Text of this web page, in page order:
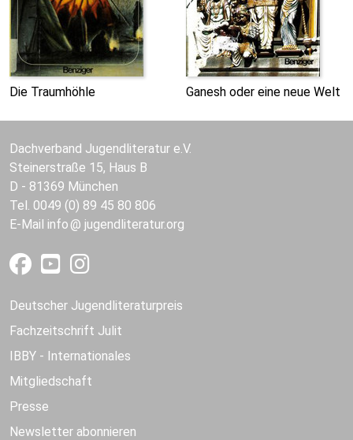
Die Traumhöhle Ganesh oder eine neue Welt
Dachverband Jugendliteratur e.V.
Steinerstraße 15, Haus B
D - 81369 München
Tel. 0049 (0) 89 45 80 806
E-Mail info jugendliteratur.org
Deutscher Jugendliteraturpreis
Fachzeitschrift Julit
IBBY - Internationales
Mitgliedschaft
Presse
Newsletter abonnieren